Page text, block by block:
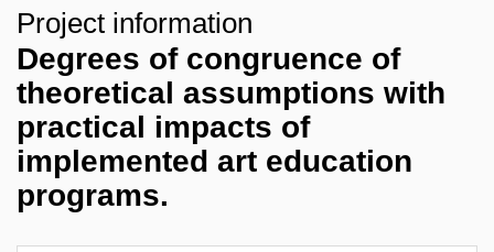
Project information
Degrees of congruence of
theoretical assumptions with
practical impacts of
implemented art education
programs.